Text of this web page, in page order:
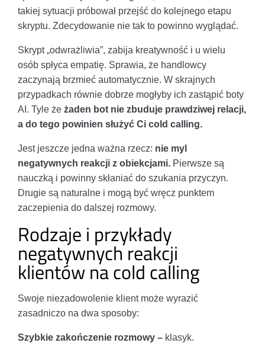
takiej sytuacji próbował przejść do kolejnego etapu
skryptu. Zdecydowanie nie tak to powinno wyglądać.
Skrypt „odwrażliwia”, zabija kreatywność i u wielu
osób spłyca empatię. Sprawia, że handlowcy
zaczynają brzmieć automatycznie. W skrajnych
przypadkach równie dobrze mogłyby ich zastąpić boty
AI. Tyle że żaden bot nie zbuduje prawdziwej relacji,
a do tego powinien służyć Ci cold calling.
Jest jeszcze jedna ważna rzecz: nie myl
negatywnych reakcji z obiekcjami. Pierwsze są
nauczką i powinny skłaniać do szukania przyczyn.
Drugie są naturalne i mogą być wręcz punktem
zaczepienia do dalszej rozmowy.
Rodzaje i przykłady
negatywnych reakcji
klientów na cold calling
Swoje niezadowolenie klient może wyrazić
zasadniczo na dwa sposoby:
Szybkie zakończenie rozmowy – klasyk.